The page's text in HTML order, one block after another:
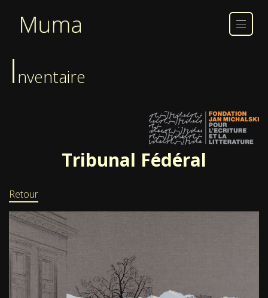
Inventaire
Tribunal Fédéral
Retour